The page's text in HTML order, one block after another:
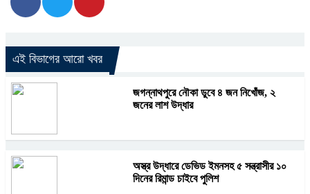
এই বিভাগের আরো খবর
জগন্নাথপুরে নৌকা ডুবে ৪ জন নিখোঁজ, ২
জনের লাশ উদ্ধার
অস্ত্র উদ্ধারে ডেভিড ইমনসহ ৫ সন্ত্রাসীর ১০
দিনের রিমান্ড চাইবে পুলিশ